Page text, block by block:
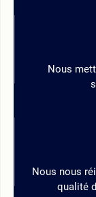
Nous
Nous nous
qualité